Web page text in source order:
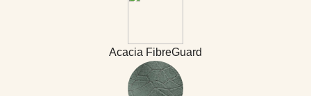
Acacia FibreGuard